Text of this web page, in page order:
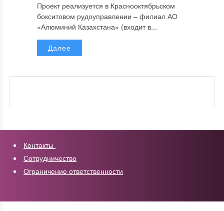
Проект реализуется в Краснооктябрьском
бокситовом рудоуправлении – филиал АО
«Алюминий Казахстана» (входит в...
Далее
Контакты
Сотрудничество
Ограничение ответственности